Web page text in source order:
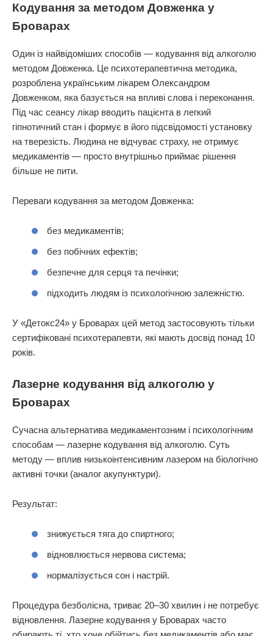
Кодування за методом Довженка у
Броварах
Один із найвідоміших способів — кодування від алкоголю
методом Довженка. Це психотерапевтична методика,
розроблена українським лікарем Олександром
Довженком, яка базується на впливі слова і переконання.
Під час сеансу лікар вводить пацієнта в легкий
гіпнотичний стан і формує в його підсвідомості установку
на тверезість. Людина не відчуває страху, не отримує
медикаментів — просто внутрішньо приймає рішення
більше не пити.
Переваги кодування за методом Довженка:
без медикаментів;
без побічних ефектів;
безпечне для серця та печінки;
підходить людям із психологічною залежністю.
У «Детокс24» у Броварах цей метод застосовують тільки
сертифіковані психотерапевти, які мають досвід понад 10
років.
Лазерне кодування від алкоголю у
Броварах
Сучасна альтернатива медикаментозним і психологічним
способам — лазерне кодування від алкоголю. Суть
методу — вплив низькоінтенсивним лазером на біологічно
активні точки (аналог акупунктури).
Результат:
знижується тяга до спиртного;
відновлюється нервова система;
нормалізується сон і настрій.
Процедура безболісна, триває 20–30 хвилин і не потребує
відновлення. Лазерне кодування у Броварах часто